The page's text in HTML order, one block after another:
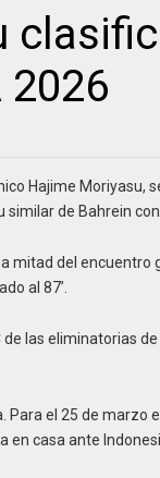
2026
Hajime Moriyasu,
similar de Bahrein
mitad del encuentro
al 87’.
de las eliminatorias
el 25 de marzo
en casa ante